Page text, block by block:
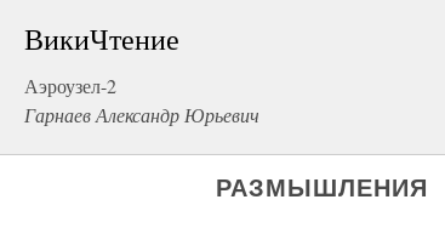
ВикиЧтение
Аэроузел-2
Гарнаев Александр Юрьевич
РАЗМЫШЛЕНИЯ